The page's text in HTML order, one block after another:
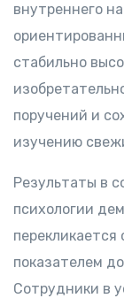
внутреннего
стабильно
поручений и
изучению
Результаты в
психологии
показателем
Сотрудники в